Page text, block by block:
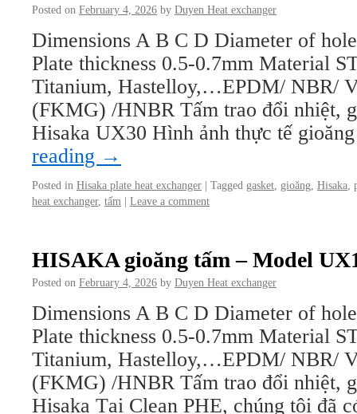
Posted on February 4, 2026 by Duyen Heat exchanger
Dimensions A B C D Diameter of
Plate thickness 0.5-0.7mm Material
Titanium, Hastelloy,…EPDM/ NBR/
(FKMG) /HNBR Tấm trao đổi nhiệt,
Hisaka UX30 Hình ảnh thực tế
reading →
Posted in Hisaka plate heat exchanger | Tagged gasket gioăng Hisaka
heat exchanger, tấm | Leave a comment
HISAKA gioăng tấm – Model
Posted on February 4, 2026 by Duyen Heat exchanger
Dimensions A B C D Diameter of
Plate thickness 0.5-0.7mm Material
Titanium, Hastelloy,…EPDM/ NBR/
(FKMG) /HNBR Tấm trao đổi nhiệt,
Hisaka Tại Clean PHE, chúng tôi đã